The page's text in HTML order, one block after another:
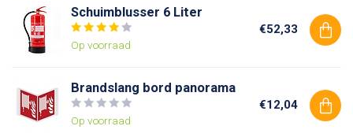
Schuimblusser 6 Liter
Op voorraad
€52,33
Brandslang bord panorama
Op voorraad
€12,04